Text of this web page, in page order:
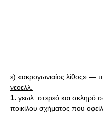
ε) «ακρογωνιαίος λίθος» —
νεοελλ.
1. γεωλ. στερεό και σκληρό
ποικίλου σχήματος που